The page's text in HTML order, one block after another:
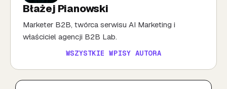
Błażej Pianowski
Marketer B2B, twórca serwisu AI Marketing i
właściciel agencji B2B Lab.
WSZYSTKIE WPISY AUTORA